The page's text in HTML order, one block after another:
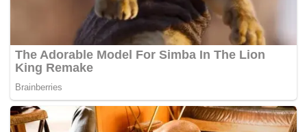
hal berkaitan ketum ini dan diharapkan jawatankuasa ini
dapat membawa suara akar umbi yang mahukan
kesalahan berkaitan ketum terus dibendung,” katanya.
Katanya, ketum, yang berasal dari tanaman liar, kini
semakin mendapat sambutan di kalangan masyarakat
malah ada yang menanamnya secara meluas.